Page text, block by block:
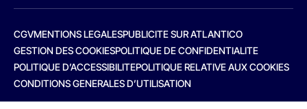
CGVMENTIONS LEGALESPUBLICITE SUR ATLANTICO
GESTION DES COOKIESPOLITIQUE DE CONFIDENTIALITE
POLITIQUE D’ACCESSIBILITEPOLITIQUE RELATIVE AUX COOKIES
CONDITIONS GENERALES D’UTILISATION